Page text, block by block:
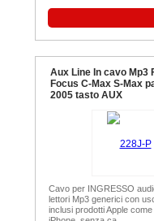
Aux Line In cavo Mp3
Focus C-Max S-Max
2005 tasto AUX
Cavo per INGRESSO
lettori Mp3 generici con
inclusi prodotti Apple come